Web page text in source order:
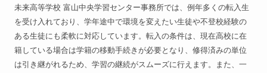
未来高等学校 富山中央学習センター事務所では、例年多くの転入生
を受け入れており、学年途中で環境を変えたい生徒や不登校経験の
ある生徒にも柔軟に対応しています。転入の条件は、現在高校に在
籍している場合は学籍の移動手続きが必要となり、修得済みの単位
は引き継がれるため、学習の継続がスムーズに行えます。また、一